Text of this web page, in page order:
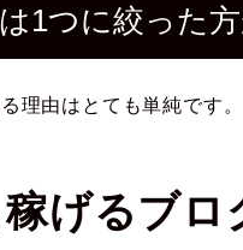
1つに絞った
理由はとても単純です。
げるブロ